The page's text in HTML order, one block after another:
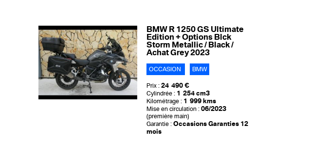
BMW R 1250 GS Ultimate
Edition + Options Blck
Storm Metallic / Black /
Achat Grey 2023
OCCASION BMW
Prix : 24 490 €
Cylindrée : 1 254 cm3
Kilométrage : 1 999 kms
Mise en circulation : 06/2023
(première main)
Garantie : Occasions Garanties 12
mois